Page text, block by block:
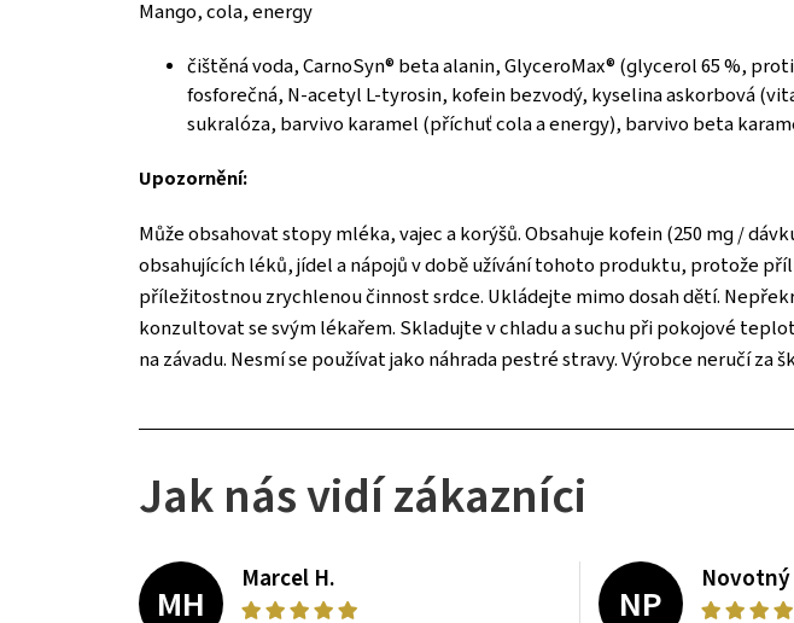
Mango, cola, energy
čištěná voda, CarnoSyn® beta alanin, GlyceroMax® (glycerol 65 %,
fosforečná, N-acetyl L-tyrosin, kofein bezvodý, kyselina askorbová
sukralóza, barvivo karamel (příchuť cola a energy), barvivo beta
Upozornění:
Může obsahovat stopy mléka, vajec a korýšů. Obsahuje kofein (250 mg /
obsahujících léků, jídel a nápojů v době užívání tohoto produktu, protože
příležitostnou zrychlenou činnost srdce. Ukládejte mimo dosah dětí.
konzultovat se svým lékařem. Skladujte v chladu a suchu při pokojové
na závadu. Nesmí se používat jako náhrada pestré stravy. Výrobce neručí
Jak nás vidí zákazníci
MH
Marcel H.
NP
Novotný